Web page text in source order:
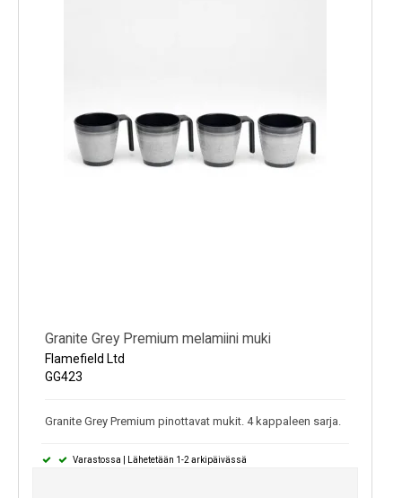
Granite Grey Premium melamiini muki
Flamefield Ltd
GG423
Granite Grey Premium pinottavat mukit. 4 kappaleen sarja.
Varastossa | Lähetetään 1-2 arkipäivässä